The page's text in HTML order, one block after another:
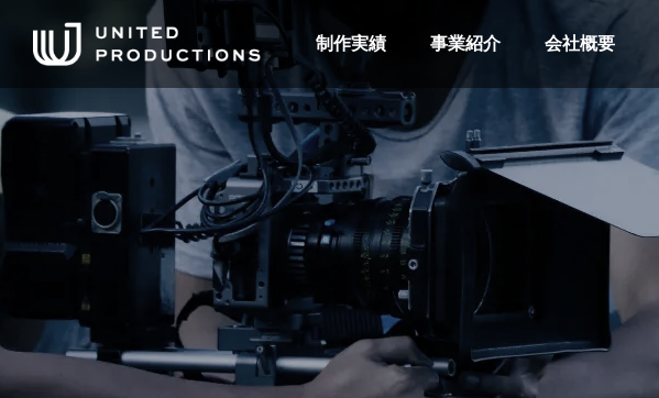
制作実績 事業紹介 会社概要